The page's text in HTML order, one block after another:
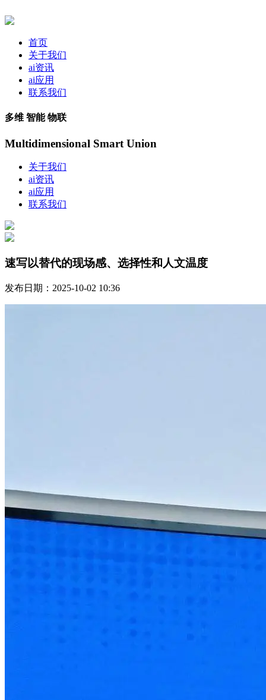
首页
关于我们
ai资讯
ai应用
联系我们
多维 智能 物联
Multidimensional Smart Union
关于我们
ai资讯
ai应用
联系我们
速写以替代的现场感、选择性和人文温度
发布日期：2025-10-02 10:36